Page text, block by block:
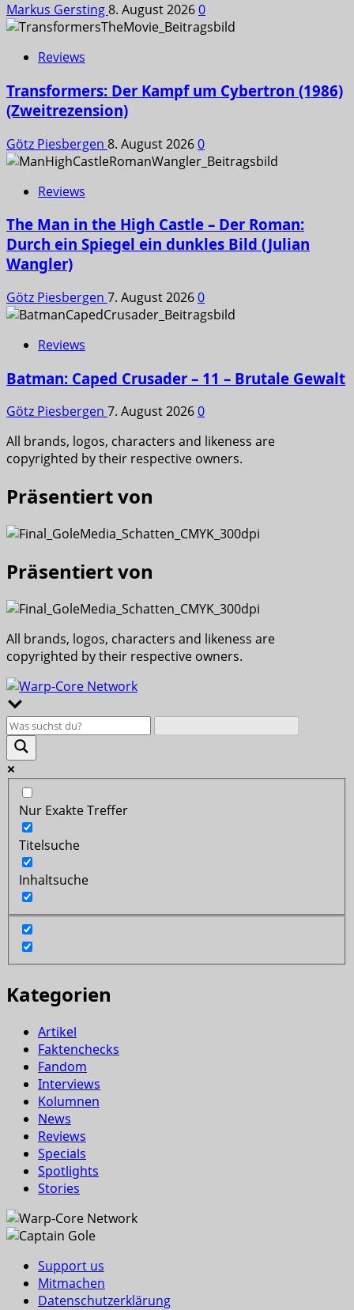
Markus Gersting8. August 20260
Reviews
Transformers: Der Kampf um Cybertron (1986)
(Zweitrezension)
Götz Piesbergen 8. August 20260
Reviews
The Man in the High Castle – Der Roman:
Durch ein Spiegel ein dunkles Bild (Julian
Wangler)
Götz Piesbergen 7. August 20260
Reviews
Batman: Caped Crusader – 11 – Brutale Gewalt
Götz Piesbergen 7. August 20260
All brands, logos, characters and likeness are
copyrighted by their respective owners.
Präsentiert von
Präsentiert von
All brands, logos, characters and likeness are
copyrighted by their respective owners.
Nur Exakte Treffer
Titelsuche
Inhaltsuche
Kategorien
Artikel
Faktenchecks
Fandom
Interviews
Kolumnen
News
Reviews
Specials
Spotlights
Stories
Support us
Mitmachen
Datenschutzerklärung